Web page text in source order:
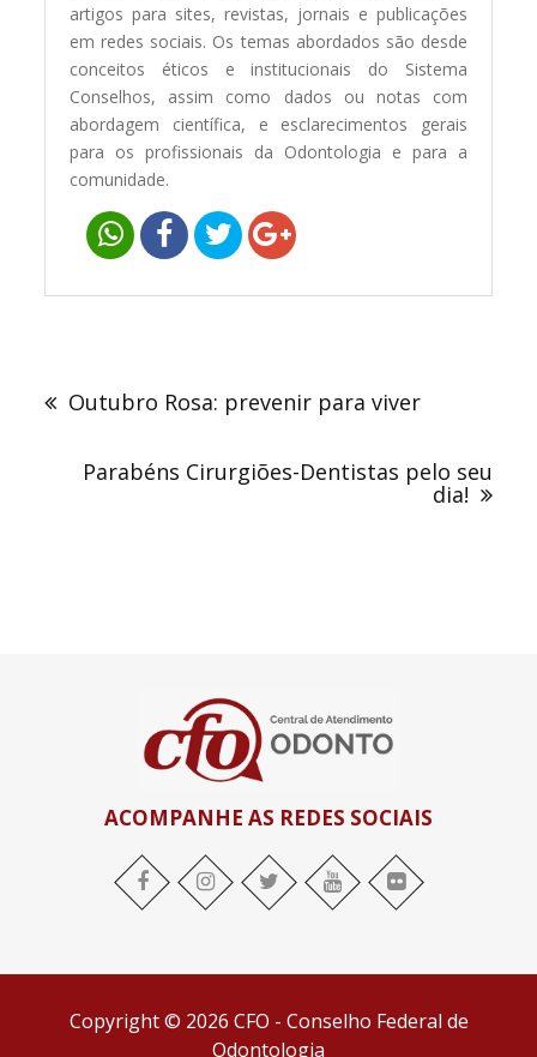
artigos para sites, revistas, jornais e publicações
em redes sociais. Os temas abordados são desde
conceitos éticos e institucionais do Sistema
Conselhos, assim como dados ou notas com
abordagem científica, e esclarecimentos gerais
para os profissionais da Odontologia e para a
comunidade.
PostOutubro Rosa: prevenir para viver
Parabéns Cirurgiões-Dentistas pelo seu
dia!
ACOMPANHE AS REDES SOCIAIS
facebook Instagram twitter youtube flickr
Copyright © 2026 CFO - Conselho Federal de
Odontologia